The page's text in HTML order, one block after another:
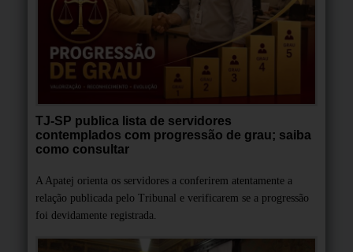
TJ-SP publica lista de servidores
contemplados com progressão de grau; saiba
como consultar
A Apatej orienta os servidores a conferirem atentamente a
relação publicada pelo Tribunal e verificarem se a progressão
foi devidamente registrada.